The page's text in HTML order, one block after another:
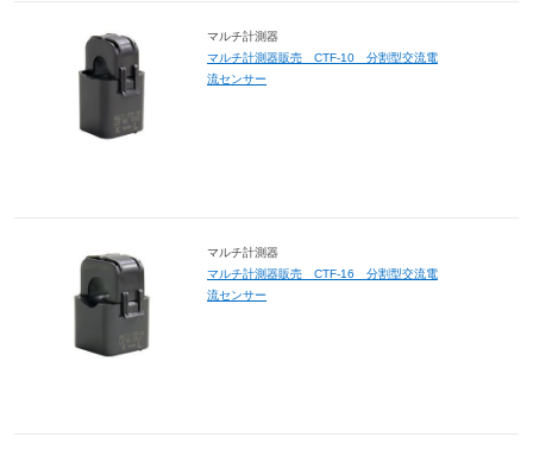
マルチ計測器
マルチ計測器販売 CTF-10 分割型交流電
流センサー
マルチ計測器
マルチ計測器販売 CTF-16 分割型交流電
流センサー